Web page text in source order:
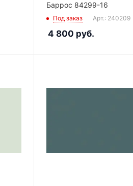
Баррос 84299-16
Под заказ Арт.: 240209
4 800 руб.